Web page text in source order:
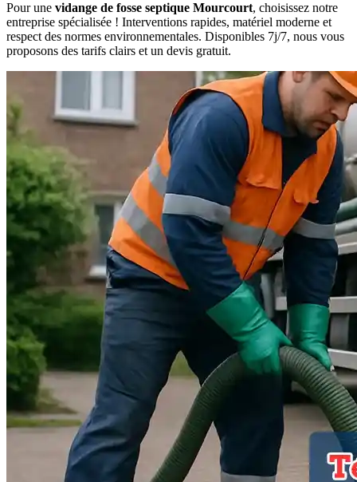
Pour une vidange de fosse septique Mourcourt, choisissez notre
entreprise spécialisée ! Interventions rapides, matériel moderne et
respect des normes environnementales. Disponibles 7j/7, nous vous
proposons des tarifs clairs et un devis gratuit.